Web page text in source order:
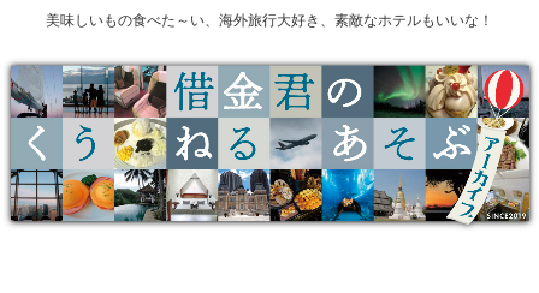
美味しいもの食べた～い、海外旅行大好き、素敵なホテルもいいな！